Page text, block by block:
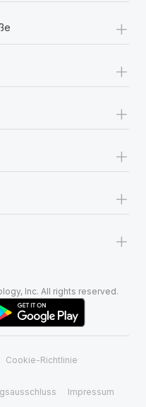
+
+
+
+
+
+
Inc. All rights reserved.
Cookie-Richtlinie
Impressum